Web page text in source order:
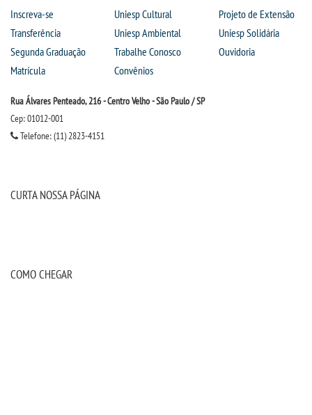
Inscreva-se
Transferência
Segunda Graduação
Matrícula
Uniesp Cultural
Uniesp Ambiental
Trabalhe Conosco
Convênios
Projeto de Extensão
Uniesp Solidária
Ouvidoria
Rua Álvares Penteado, 216 - Centro Velho - São Paulo / SP
Cep: 01012-001
Telefone: (11) 2823-4151
CURTA NOSSA PÁGINA
COMO CHEGAR